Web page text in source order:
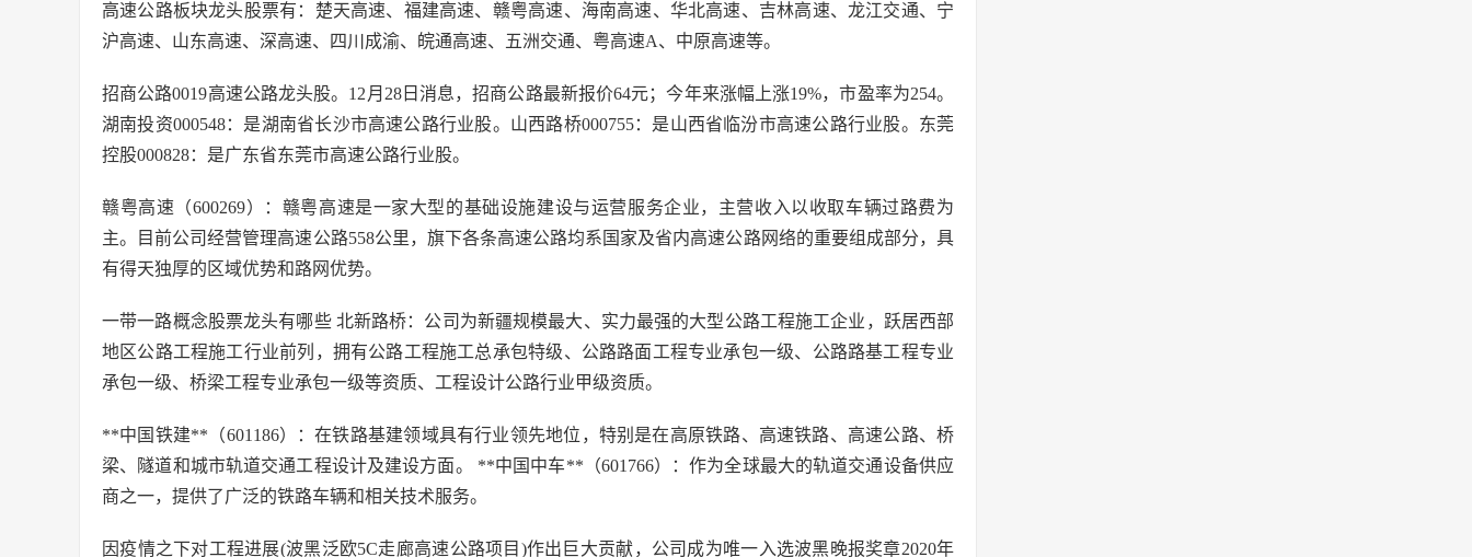
高速公路板块龙头股票有：楚天高速、福建高速、赣粤高速、海南高速、华北高速、吉林高速、龙江交通、宁
沪高速、山东高速、深高速、四川成渝、皖通高速、五洲交通、粤高速A、中原高速等。
招商公路0019高速公路龙头股。12月28日消息，招商公路最新报价64元；今年来涨幅上涨19%，市盈率为254。
湖南投资000548：是湖南省长沙市高速公路行业股。山西路桥000755：是山西省临汾市高速公路行业股。东莞
控股000828：是广东省东莞市高速公路行业股。
赣粤高速（600269）：赣粤高速是一家大型的基础设施建设与运营服务企业，主营收入以收取车辆过路费为
主。目前公司经营管理高速公路558公里，旗下各条高速公路均系国家及省内高速公路网络的重要组成部分，具
有得天独厚的区域优势和路网优势。
一带一路概念股票龙头有哪些 北新路桥：公司为新疆规模最大、实力最强的大型公路工程施工企业，跃居西部
地区公路工程施工行业前列，拥有公路工程施工总承包特级、公路路面工程专业承包一级、公路路基工程专业
承包一级、桥梁工程专业承包一级等资质、工程设计公路行业甲级资质。
**中国铁建**（601186）：在铁路基建领域具有行业领先地位，特别是在高原铁路、高速铁路、高速公路、桥
梁、隧道和城市轨道交通工程设计及建设方面。 **中国中车**（601766）：作为全球最大的轨道交通设备供应
商之一，提供了广泛的铁路车辆和相关技术服务。
因疫情之下对工程进展(波黑泛欧5C走廊高速公路项目)作出巨大贡献，公司成为唯一入选波黑晚报奖章2020年